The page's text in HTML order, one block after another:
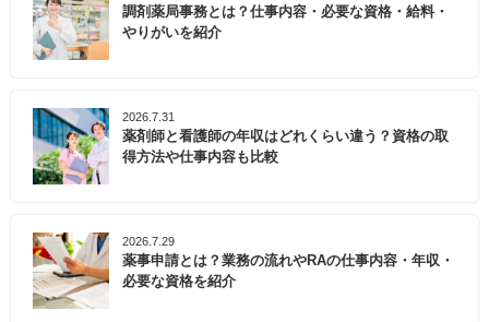
調剤薬局事務とは？仕事内容・必要な資格・給料・
やりがいを紹介
2026.7.31
薬剤師と看護師の年収はどれくらい違う？資格の取
得方法や仕事内容も比較
2026.7.29
薬事申請とは？業務の流れやRAの仕事内容・年収・
必要な資格を紹介